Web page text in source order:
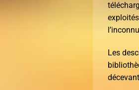
Les